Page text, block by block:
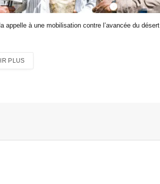
appelle à une mobilisation contre l’avancée du désert
PLUS